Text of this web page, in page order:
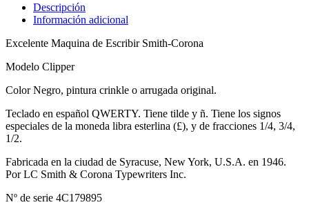
Descripción
Información adicional
Excelente Maquina de Escribir Smith-Corona
Modelo Clipper
Color Negro, pintura crinkle o arrugada original.
Teclado en español QWERTY. Tiene tilde y ñ. Tiene los signos
especiales de la moneda libra esterlina (£), y de fracciones 1/4, 3/4,
1/2.
Fabricada en la ciudad de Syracuse, New York, U.S.A. en 1946.
Por LC Smith & Corona Typewriters Inc.
Nº de serie 4C179895